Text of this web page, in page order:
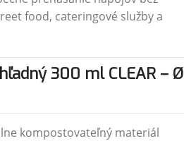
food, cateringové služby a
300 ml CLEAR – Ø
kompostovateľný materiál